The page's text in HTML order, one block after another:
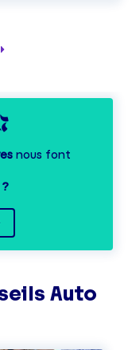
nous font
?
Auto